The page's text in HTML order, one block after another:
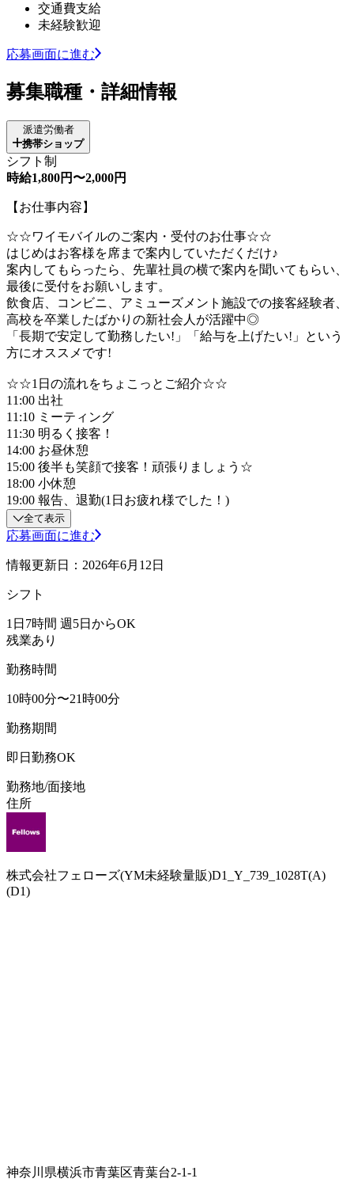
交通費支給
未経験歓迎
応募画面に進む
募集職種・詳細情報
派遣労働者
携帯ショップ
シフト制
時給1,800円〜2,000円
【お仕事内容】
☆☆ワイモバイルのご案内・受付のお仕事☆☆
はじめはお客様を席まで案内していただくだけ♪
案内してもらったら、先輩社員の横で案内を聞いてもらい、
最後に受付をお願いします。
飲食店、コンビニ、アミューズメント施設での接客経験者、
高校を卒業したばかりの新社会人が活躍中◎
「長期で安定して勤務したい!」「給与を上げたい!」という
方にオススメです!
☆☆1日の流れをちょこっとご紹介☆☆
11:00 出社
11:10 ミーティング
11:30 明るく接客！
14:00 お昼休憩
15:00 後半も笑顔で接客！頑張りましょう☆
18:00 小休憩
19:00 報告、退勤(1日お疲れ様でした！)
全て表示
応募画面に進む
情報更新日：2026年6月12日
シフト
1日7時間 週5日からOK
残業あり
勤務時間
10時00分〜21時00分
勤務期間
即日勤務OK
勤務地/面接地
住所
株式会社フェローズ(YM未経験量販)D1_Y_739_1028T(A)
(D1)
神奈川県横浜市青葉区青葉台2-1-1